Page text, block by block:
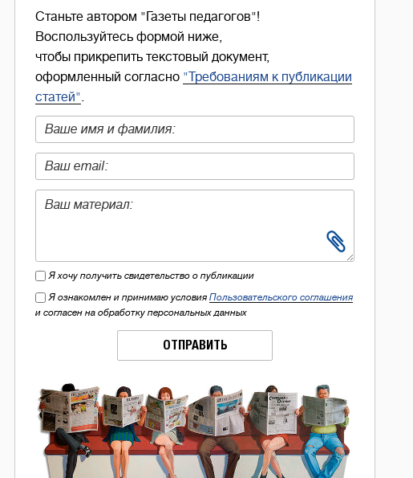
Станьте автором "Газеты педагогов"!
Воспользуйтесь формой ниже,
чтобы прикрепить текстовый документ,
оформленный согласно "Требованиям к публикации
статей".
Я хочу получить свидетельство о публикации
Я ознакомлен и принимаю условия Пользовательского соглашения
и согласен на обработку персональных данных
ОТПРАВИТЬ